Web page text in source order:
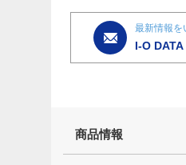
最新情報を
I-O
商品情報